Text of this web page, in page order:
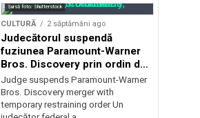
Sursă foto: Shutterstock
CULTURĂ 2 săptămâni ago
Judecătorul suspendă
fuziunea Paramount-Warner
Bros. Discovery prin ordin de
restricție temporară
Judge suspends Paramount-Warner
Bros. Discovery merger with
temporary restraining order Un